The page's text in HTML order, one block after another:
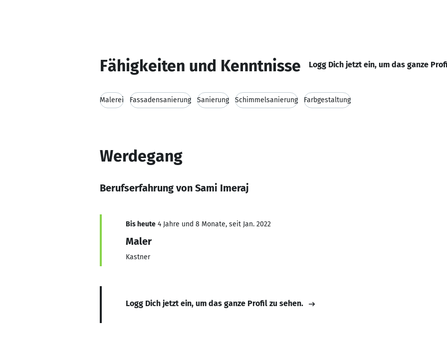
Fähigkeiten und Kenntnisse Logg Dich jetzt ein, um das ganze
Malerei Fassadensanierung Sanierung Schimmelsanierung Farbgestaltung
Werdegang
Berufserfahrung von Sami Imeraj
Bis heute 4 Jahre und 8 Monate, seit Jan. 2022
Maler
Kastner
Logg Dich jetzt ein, um das ganze Profil zu sehen.